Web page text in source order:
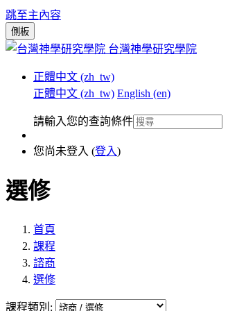
跳至主內容
側板
台灣神學研究學院
正體中文 ‎(zh_tw)‎
正體中文 ‎(zh_tw)‎ English ‎(en)‎
請輸入您的查詢條件
您尚未登入 (登入)
選修
首頁
課程
諮商
選修
課程類別: